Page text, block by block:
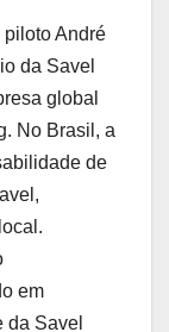
piloto André
da Savel
global
No Brasil, a
de
em
da Savel